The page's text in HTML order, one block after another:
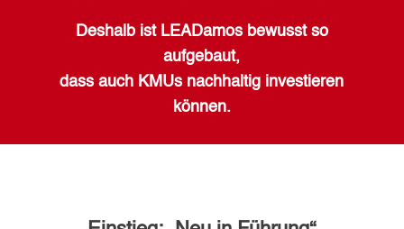
Deshalb ist LEADamos bewusst so
aufgebaut,
dass auch KMUs nachhaltig investieren
können.